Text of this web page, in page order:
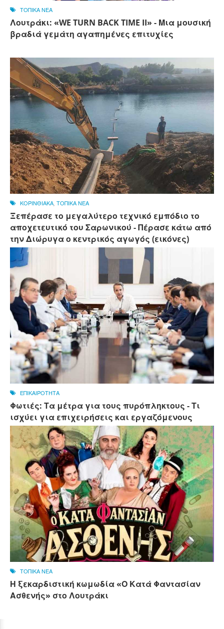
ΤΟΠΙΚΑ ΝΕΑ
Λουτράκι: «WE TURN BACK TIME II» - Μια μουσική
βραδιά γεμάτη αγαπημένες επιτυχίες
ΚΟΡΙΝΘΙΑΚΑ ΤΟΠΙΚΑ ΝΕΑ
Ξεπέρασε το μεγαλύτερο τεχνικό εμπόδιο το
αποχετευτικό του Σαρωνικού - Πέρασε κάτω από
την Διώρυγα ο κεντρικός αγωγός (εικόνες)
ΕΠΙΚΑΙΡΟΤΗΤΑ
Φωτιές: Τα μέτρα για τους πυρόπληκτους - Τι
ισχύει για επιχειρήσεις και εργαζόμενους
ΤΟΠΙΚΑ ΝΕΑ
Η ξεκαρδιστική κωμωδία «Ο Κατά Φαντασίαν
Ασθενής» στο Λουτράκι